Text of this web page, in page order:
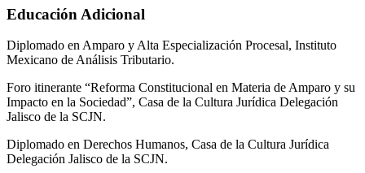
Educación Adicional
Diplomado en Amparo y Alta Especialización Procesal, Instituto
Mexicano de Análisis Tributario.
Foro itinerante “Reforma Constitucional en Materia de Amparo y su
Impacto en la Sociedad”, Casa de la Cultura Jurídica Delegación
Jalisco de la SCJN.
Diplomado en Derechos Humanos, Casa de la Cultura Jurídica
Delegación Jalisco de la SCJN.